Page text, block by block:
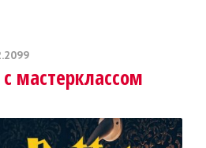
мастерклассом